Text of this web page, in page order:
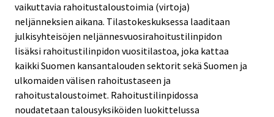
vaikuttavia rahoitustaloustoimia (virtoja)
neljänneksien aikana. Tilastokeskuksessa laaditaan
julkisyhteisöjen neljännesvuosirahoitustilinpidon
lisäksi rahoitustilinpidon vuositilastoa, joka kattaa
kaikki Suomen kansantalouden sektorit sekä Suomen ja
ulkomaiden välisen rahoitustaseen ja
rahoitustaloustoimet. Rahoitustilinpidossa
noudatetaan talousyksiköiden luokittelussa